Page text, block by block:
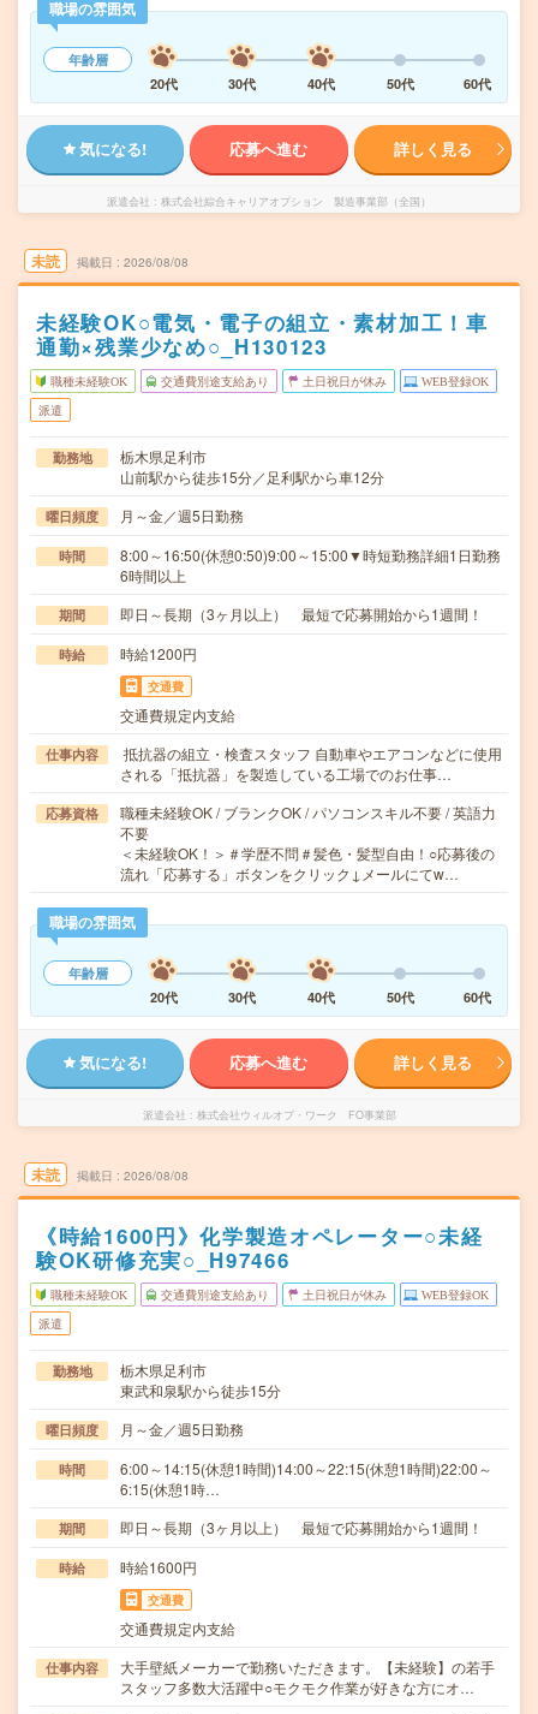
職場の雰囲気
年齢層
20代
30代 40代 50代 60代
気になる! 応募へ進む 詳しく見る
派遣会社 株式会社綜合キャリアオプション 製造事業部（全国）
未読 掲載日 2026/08/08
未経験OK○電気・電子の組立・素材加工！車
通勤×残業少なめ○_H130123
職種未経験OK 交通費別途支給あり 土日祝日が休み WEB登録OK
派遣
勤務地
栃木県足利市
山前駅から徒歩15分／足利駅から車12分
曜日頻度 月～金／週5日勤務
時間
8:00～16:50(休憩0:50)9:00～15:00▼時短勤務詳細1日勤務
6時間以上
期間 即日～長期（3ヶ月以上） 最短で応募開始から1週間！
時給 時給1200円
交通費
交通費規定内支給
仕事内容
抵抗器の組立・検査スタッフ 自動車やエアコンなどに使用
される「抵抗器」を製造している工場でのお仕事…
応募資格
職種未経験OK / ブランクOK / パソコンスキル不要 / 英語力
不要
＜未経験OK！＞＃学歴不問＃髪色・髪型自由！○応募後の
流れ「応募する」ボタンをクリック↓メールにてw…
職場の雰囲気
年齢層
20代
30代 40代 50代 60代
気になる! 応募へ進む 詳しく見る
派遣会社 株式会社ウィルオブ・ワーク FO事業部
未読 掲載日 2026/08/08
《時給1600円》化学製造オペレーター○未経
験OK研修充実○_H97466
職種未経験OK 交通費別途支給あり 土日祝日が休み WEB登録OK
派遣
勤務地
栃木県足利市
東武和泉駅から徒歩15分
曜日頻度 月～金／週5日勤務
時間
6:00～14:15(休憩1時間)14:00～22:15(休憩1時間)22:00～
6:15(休憩1時…
期間 即日～長期（3ヶ月以上） 最短で応募開始から1週間！
時給 時給1600円
交通費
交通費規定内支給
仕事内容
大手壁紙メーカーで勤務いただきます。【未経験】の若手
スタッフ多数大活躍中○モクモク作業が好きな方にオ…